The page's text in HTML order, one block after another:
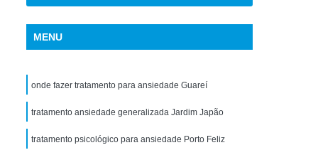
de Uso de Maconha
de Uso de Metanfetamina
de Uso de Substância
de Uso de êxtase
Tratamento Crise de Ansiedade
Tratamento de Ansiedade
MENU
onde fazer tratamento para ansiedade Guareí
tratamento ansiedade generalizada Jardim Japão
tratamento psicológico para ansiedade Porto Feliz